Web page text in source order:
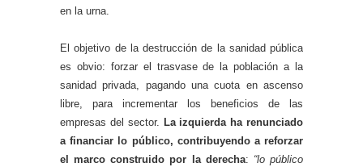
en la urna.
El objetivo de la destrucción de la sanidad pública
es obvio: forzar el trasvase de la población a la
sanidad privada, pagando una cuota en ascenso
libre, para incrementar los beneficios de las
empresas del sector. La izquierda ha renunciado
a financiar lo público, contribuyendo a reforzar
el marco construido por la derecha: “lo público